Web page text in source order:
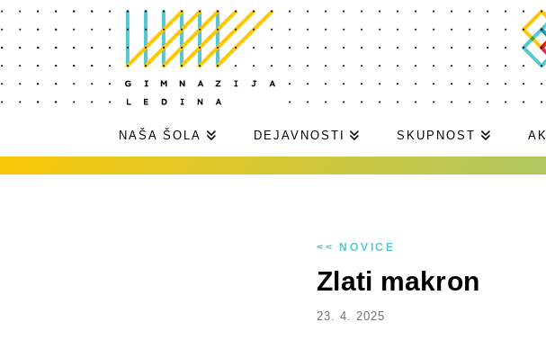
NAŠA ŠOLA DEJAVNOSTI SKUPNOST
<< NOVICE
Zlati makron
23. 4. 2025